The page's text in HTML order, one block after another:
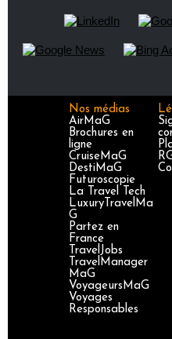
Nos médias
AirMaG
Brochures en
ligne
CruiseMaG
DestiMaG
Futuroscopie
La Travel Tech
LuxuryTravelMa
G
Partez en
France
TravelJobs
TravelManager
MaG
VoyageursMaG
Voyages
Responsables